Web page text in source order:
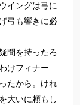
イングは弓に
弓も響きに必
問を持ったろ
けフィナー
たから。けれ
大いに頼もし